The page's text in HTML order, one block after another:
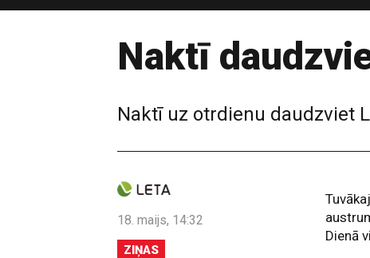
Naktī
Naktī uz otrdienu daudzviet
18. maijs, 14:32
ZIŅAS
Dienā